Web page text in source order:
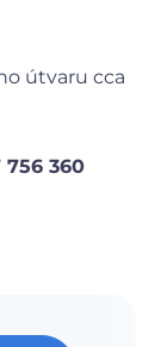
útvaru cca
360